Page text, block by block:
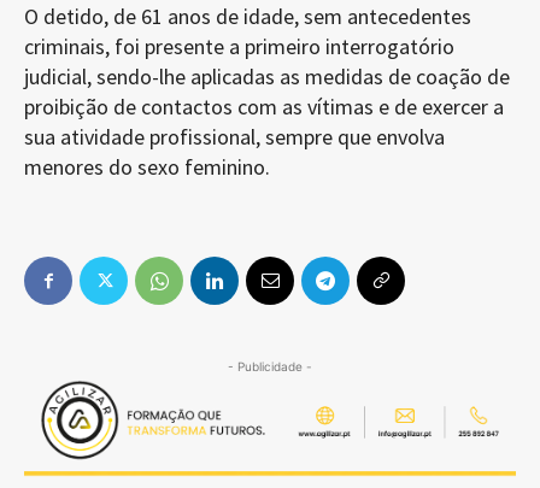
O detido, de 61 anos de idade, sem antecedentes
criminais, foi presente a primeiro interrogatório
judicial, sendo-lhe aplicadas as medidas de coação de
proibição de contactos com as vítimas e de exercer a
sua atividade profissional, sempre que envolva
menores do sexo feminino.
- Publicidade -